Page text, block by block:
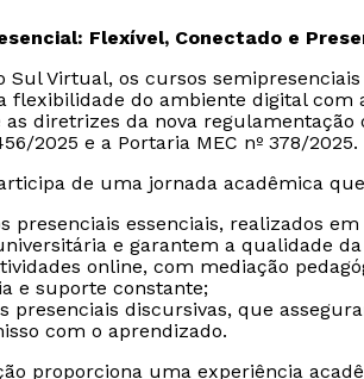
Flexível, Conectado e
Sul Virtual, os cursos
flexibilidade do ambiente digital com
diretrizes da nova regulamentação
2025 e a Portaria MEC nº 378/2025.
de uma jornada acadêmica
presenciais essenciais, realizados
e garantem a qualidade
online, com mediação
e suporte constante;
presenciais discursivas, que
com o aprendizado.
proporciona uma experiência